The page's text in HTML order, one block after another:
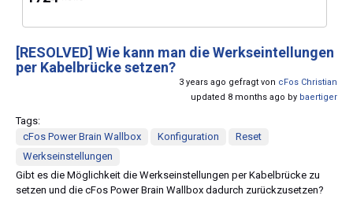
[RESOLVED] Wie kann man die Werkseintellungen
per Kabelbrücke setzen?
3 years ago gefragt von cFos Christian
updated 8 months ago by baertiger
Tags:
cFos Power Brain Wallbox
Konfiguration
Reset
Werkseinstellungen
Gibt es die Möglichkeit die Werkseinstellungen per Kabelbrücke zu
setzen und die cFos Power Brain Wallbox dadurch zurückzusetzen?